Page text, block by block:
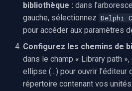
bibliothèque : dans
gauche, sélectionnez Delphi
pour accéder aux paramètres
Configurez les chemins de
dans le champ « Library path
ellipse (...) pour ouvrir l'éditeur
répertoire contenant vos